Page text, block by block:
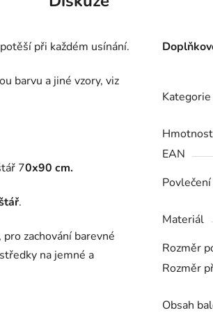
při každém usínání.
barvu a jiné vzory, viz
70x90 cm.
.
zachování barevné
na jemné a
Kategorie
Hmotnost
EAN
Materiál
Rozměr
Rozměr
Obsah